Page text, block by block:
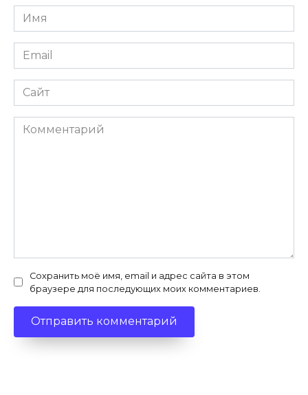
Имя
Email
Сайт
Комментарий
Сохранить моё имя, email и адрес сайта в этом
браузере для последующих моих комментариев.